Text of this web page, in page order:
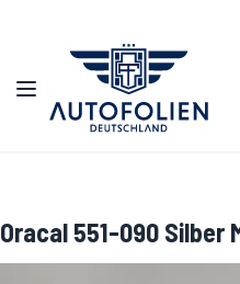
Navigation umschalten
Oracal 551-090 Silber